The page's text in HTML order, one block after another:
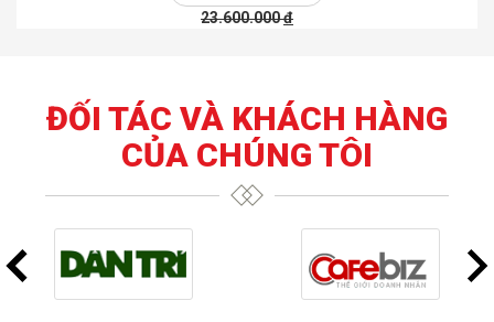
23.600.000đ
ĐỐI TÁC VÀ KHÁCH HÀNG
CỦA CHÚNG TÔI